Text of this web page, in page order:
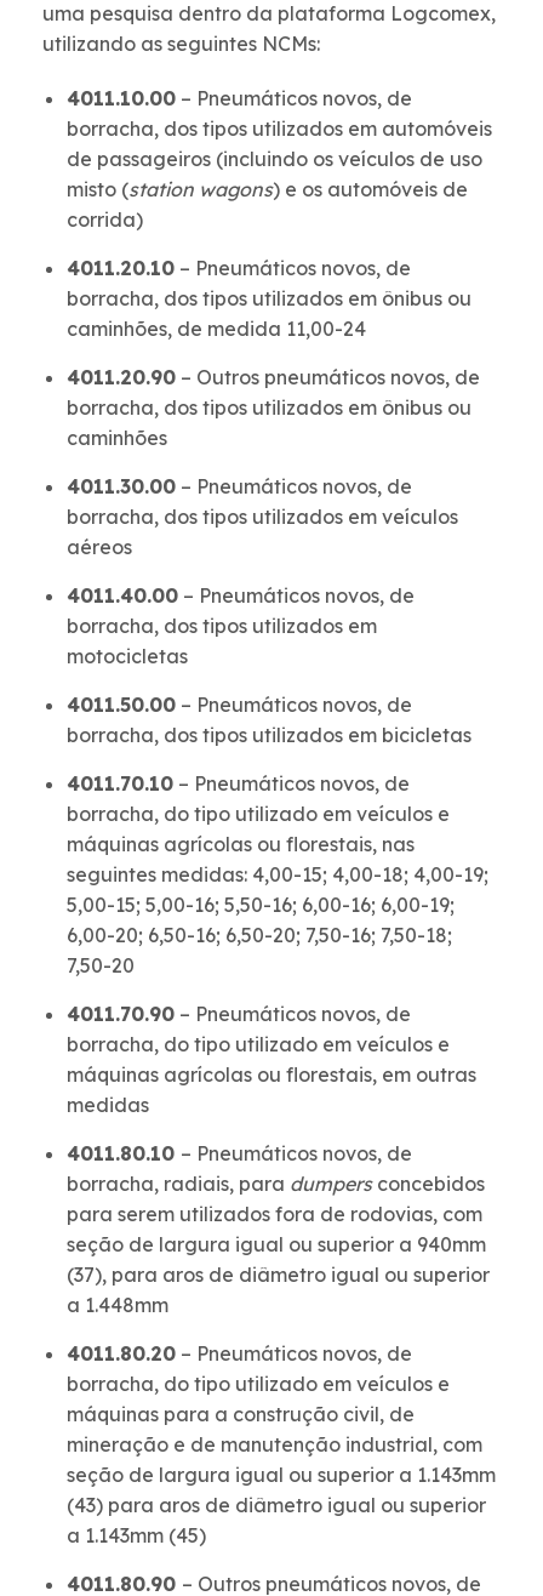
uma pesquisa dentro da plataforma Logcomex,
utilizando as seguintes NCMs:
4011.10.00 – Pneumáticos novos, de
borracha, dos tipos utilizados em automóveis
de passageiros (incluindo os veículos de uso
misto (station wagons) e os automóveis de
corrida)
4011.20.10 – Pneumáticos novos, de
borracha, dos tipos utilizados em ônibus ou
caminhões, de medida 11,00-24
4011.20.90 – Outros pneumáticos novos, de
borracha, dos tipos utilizados em ônibus ou
caminhões
4011.30.00 – Pneumáticos novos, de
borracha, dos tipos utilizados em veículos
aéreos
4011.40.00 – Pneumáticos novos, de
borracha, dos tipos utilizados em
motocicletas
4011.50.00 – Pneumáticos novos, de
borracha, dos tipos utilizados em bicicletas
4011.70.10 – Pneumáticos novos, de
borracha, do tipo utilizado em veículos e
máquinas agrícolas ou florestais, nas
seguintes medidas: 4,00-15; 4,00-18; 4,00-19;
5,00-15; 5,00-16; 5,50-16; 6,00-16; 6,00-19;
6,00-20; 6,50-16; 6,50-20; 7,50-16; 7,50-18;
7,50-20
4011.70.90 – Pneumáticos novos, de
borracha, do tipo utilizado em veículos e
máquinas agrícolas ou florestais, em outras
medidas
4011.80.10 – Pneumáticos novos, de
borracha, radiais, para dumpers concebidos
para serem utilizados fora de rodovias, com
seção de largura igual ou superior a 940mm
(37), para aros de diâmetro igual ou superior
a 1.448mm
4011.80.20 – Pneumáticos novos, de
borracha, do tipo utilizado em veículos e
máquinas para a construção civil, de
mineração e de manutenção industrial, com
seção de largura igual ou superior a 1.143mm
(43) para aros de diâmetro igual ou superior
a 1.143mm (45)
4011.80.90 – Outros pneumáticos novos, de